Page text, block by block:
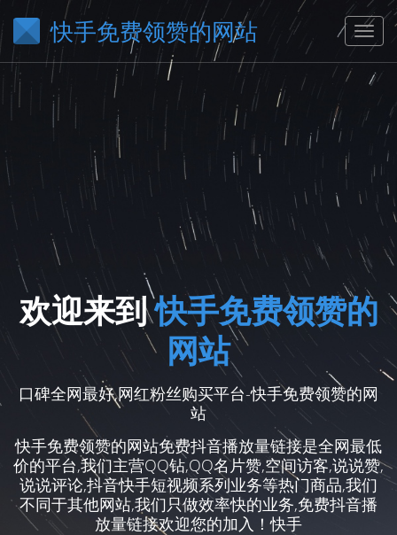
快手免费领赞的网站
欢迎来到快手免费领赞的
网站
口碑全网最好,网红粉丝购买平台-快手免费领赞的网
站
快手免费领赞的网站免费抖音播放量链接是全网最低
价的平台,我们主营QQ钻,QQ名片赞,空间访客,说说赞,
说说评论,抖音快手短视频系列业务等热门商品,我们
不同于其他网站,我们只做效率快的业务,免费抖音播
放量链接欢迎您的加入！快手